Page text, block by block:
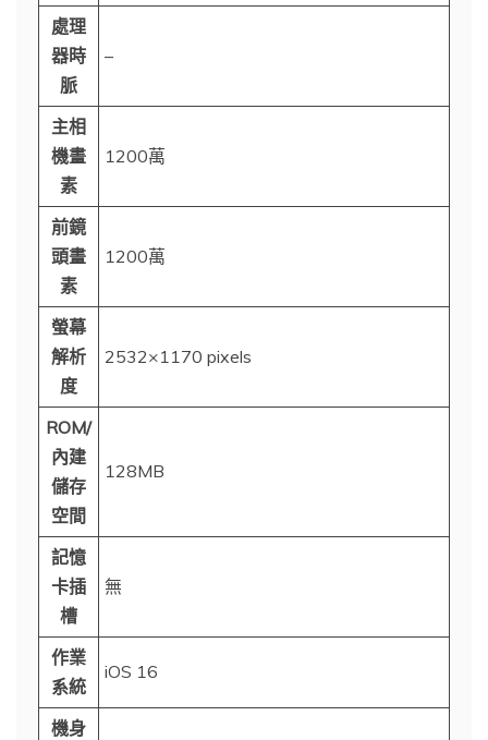
處理
器時
脈
–
主相
機畫
素
1200萬
前鏡
頭畫
素
1200萬
螢幕
解析
度
2532×1170 pixels
ROM/
內建
儲存
空間
128MB
記憶
卡插
槽
無
作業
系統
iOS 16
機身